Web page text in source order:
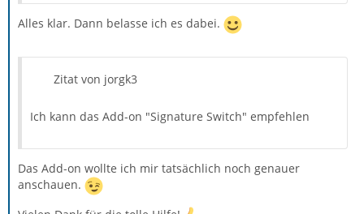
Alles klar. Dann belasse ich es dabei.
Zitat von jorgk3
Ich kann das Add-on "Signature Switch" empfehlen
Das Add-on wollte ich mir tatsächlich noch genauer
anschauen.